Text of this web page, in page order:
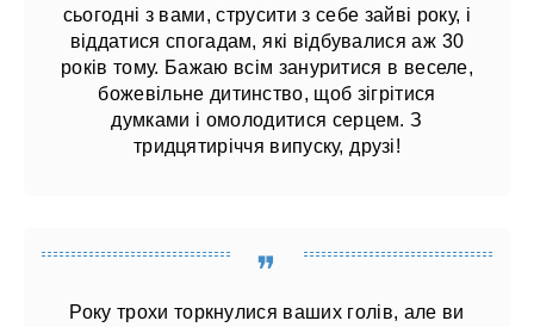
сьогодні з вами, струсити з себе зайві року, і
віддатися спогадам, які відбувалися аж 30
років тому. Бажаю всім зануритися в веселе,
божевільне дитинство, щоб зігрітися
думками і омолодитися серцем. З
тридцятиріччя випуску, друзі!
Року трохи торкнулися ваших голів, але ви